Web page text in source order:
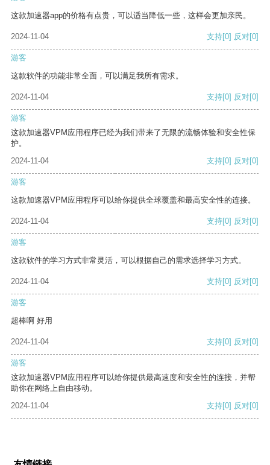
这款加速器app的价格有点贵，可以适当降低一些，这样会更加亲民。
2024-11-04 支持[0] 反对[0]
游客
这款软件的功能非常全面，可以满足我所有需求。
2024-11-04 支持[0] 反对[0]
游客
这款加速器VPM应用程序已经为我们带来了无限的流畅体验和安全性保
护。
2024-11-04
支持[0] 反对[0]
游客
这款加速器VPM应用程序可以给你提供全球覆盖和最高安全性的连接。
2024-11-04 支持[0] 反对[0]
游客
这款软件的学习方式非常灵活，可以根据自己的需求选择学习方式。
2024-11-04 支持[0] 反对[0]
游客
超棒啊 好用
2024-11-04 支持[0] 反对[0]
游客
这款加速器VPM应用程序可以给你提供最高速度和安全性的连接，并帮
助你在网络上自由移动。
2024-11-04
支持[0] 反对[0]